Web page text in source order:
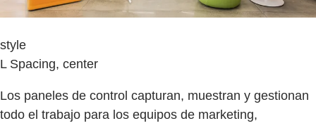
style
L Spacing, center
Los paneles de control capturan, muestran y gestionan
todo el trabajo para los equipos de marketing,